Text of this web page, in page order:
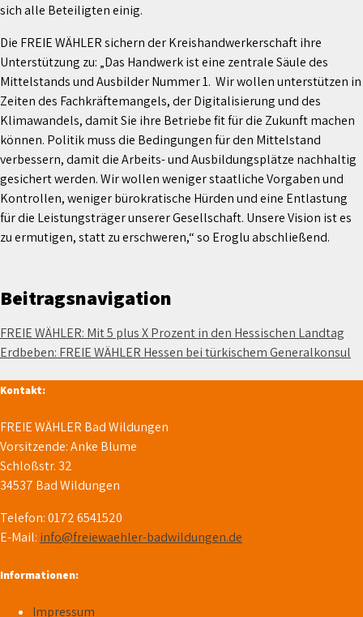
sich alle Beteiligten einig.
Die FREIE WÄHLER sichern der Kreishandwerkerschaft ihre
Unterstützung zu: „Das Handwerk ist eine zentrale Säule des
Mittelstands und Ausbilder Nummer 1. Wir wollen unterstützen in
Zeiten des Fachkräftemangels, der Digitalisierung und des
Klimawandels, damit Sie ihre Betriebe fit für die Zukunft machen
können. Politik muss die Bedingungen für den Mittelstand
verbessern, damit die Arbeits- und Ausbildungsplätze nachhaltig
gesichert werden. Wir wollen weniger staatliche Vorgaben und
Kontrollen, weniger bürokratische Hürden und eine Entlastung
für die Leistungsträger unserer Gesellschaft. Unsere Vision ist es
zu ermutigen, statt zu erschweren,“ so Eroglu abschließend.
Beitragsnavigation
FREIE WÄHLER: Mit 5 plus X Prozent in den Hessischen Landtag
Erdbeben: FREIE WÄHLER Hessen bei türkischem Generalkonsul
Kontakt:
FREIE WÄHLER Bad Wildungen
Vorsitzende: Anke Blume
Schloßstr. 32
34537 Bad Wildungen
Telefon: 0172 6541520
E-Mail: info@freiewaehler-badwildungen.de
Informationen:
Impressum